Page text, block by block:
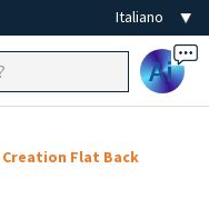
Ai
Creation Flat Back